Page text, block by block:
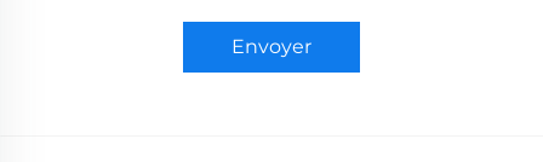
Envoyer